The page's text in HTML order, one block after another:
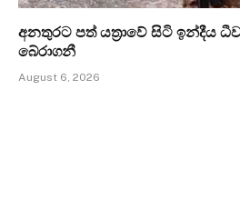
අනතුරට පත් යත්‍රාවේ සිටි ඉන්දීය
බේරාගනී
August 6, 2026